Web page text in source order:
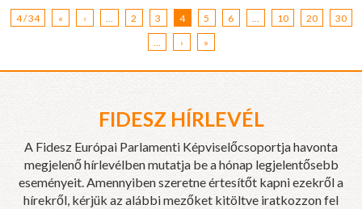
4 / 34 « ‹ ... 2 3 4 5 6 ... 10 20
30
...
› »
FIDESZ HÍRLEVÉL
A Fidesz Európai Parlamenti Képviselőcsoportja havonta
megjelenő hírlevélben mutatja be a hónap legjelentősebb
eseményeit. Amennyiben szeretne értesítőt kapni ezekről a
hírekről, kérjük az alábbi mezőket kitöltve iratkozzon fel